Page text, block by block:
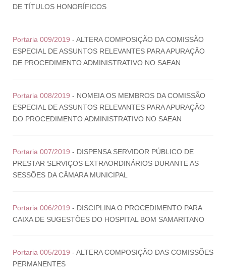
DE TÍTULOS HONORÍFICOS
Portaria 009/2019 - ALTERA COMPOSIÇÃO DA COMISSÃO
ESPECIAL DE ASSUNTOS RELEVANTES PARA APURAÇÃO
DE PROCEDIMENTO ADMINISTRATIVO NO SAEAN
Portaria 008/2019 - NOMEIA OS MEMBROS DA COMISSÃO
ESPECIAL DE ASSUNTOS RELEVANTES PARA APURAÇÃO
DO PROCEDIMENTO ADMINISTRATIVO NO SAEAN
Portaria 007/2019 - DISPENSA SERVIDOR PÚBLICO DE
PRESTAR SERVIÇOS EXTRAORDINÁRIOS DURANTE AS
SESSÕES DA CÂMARA MUNICIPAL
Portaria 006/2019 - DISCIPLINA O PROCEDIMENTO PARA
CAIXA DE SUGESTÕES DO HOSPITAL BOM SAMARITANO
Portaria 005/2019 - ALTERA COMPOSIÇÃO DAS COMISSÕES
PERMANENTES